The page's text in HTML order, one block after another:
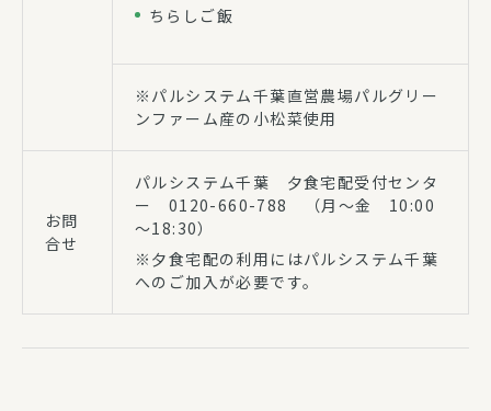
ちらしご飯
※パルシステム千葉直営農場パルグリー
ンファーム産の小松菜使用
お問
合せ
パルシステム千葉 夕食宅配受付センタ
ー 0120-660-788 （月～金 10:00
～18:30）
※夕食宅配の利用にはパルシステム千葉
へのご加入が必要です。